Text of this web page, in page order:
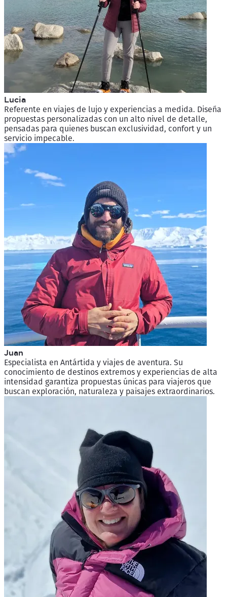
Lucia
Referente en viajes de lujo y experiencias a medida. Diseña
propuestas personalizadas con un alto nivel de detalle,
pensadas para quienes buscan exclusividad, confort y un
servicio impecable.
Juan
Especialista en Antártida y viajes de aventura. Su
conocimiento de destinos extremos y experiencias de alta
intensidad garantiza propuestas únicas para viajeros que
buscan exploración, naturaleza y paisajes extraordinarios.